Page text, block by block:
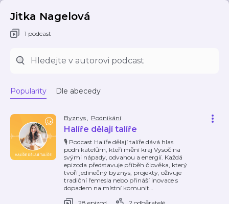
Jitka Nagelová
1 podcast
Popularity Dle abecedy
Byznys, Podnikání
Halíře dělají talíře
🎙️ Podcast Halíře dělají talíře dává hlas
podnikatelům, kteří mění kraj Vysočina
svými nápady, odvahou a energií. Každá
epizoda představuje příběh člověka, který
tvoří jedinečný byznys, projekty, oživuje
tradiční řemesla nebo přináší inovace s
dopadem na místní komunit…
28 epizod
2 odběratelé